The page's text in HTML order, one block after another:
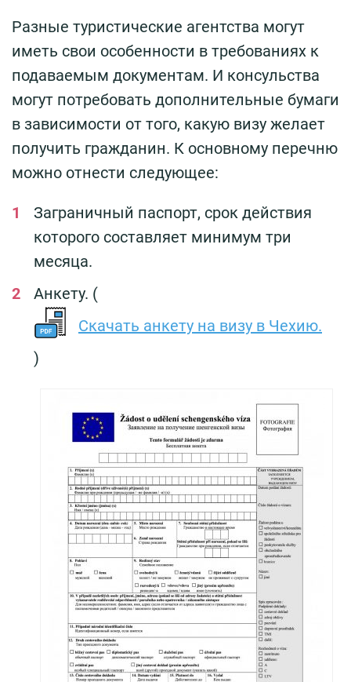
Разные туристические агентства могут
иметь свои особенности в требованиях к
подаваемым документам. И консульства
могут потребовать дополнительные бумаги
в зависимости от того, какую визу желает
получить гражданин. К основному перечню
можно отнести следующее:
Заграничный паспорт, срок действия
которого составляет минимум три
месяца.
Анкету. (
Скачать анкету на визу в Чехию.
)